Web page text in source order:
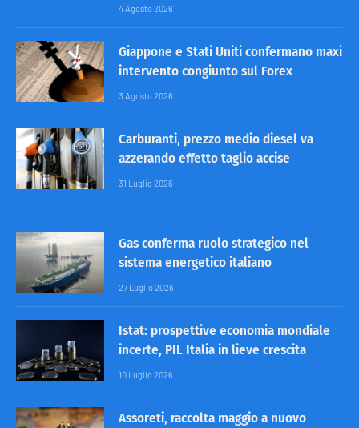
4 Agosto 2026
Giappone e Stati Uniti confermano maxi
intervento congiunto sul Forex
3 Agosto 2026
Carburanti, prezzo medio diesel va
azzerando effetto taglio accise
31 Luglio 2026
Gas conferma ruolo strategico nel
sistema energetico italiano
27 Luglio 2026
Istat: prospettive economia mondiale
incerte, PIL Italia in lieve crescita
10 Luglio 2026
Assoreti, raccolta maggio a nuovo